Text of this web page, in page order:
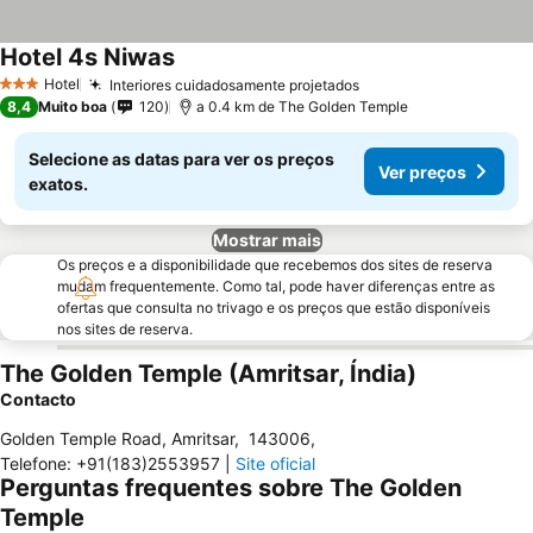
3 EstrelasHotel Interiores cuidadosamente projetadosVer preços
Hotel 4s NiwasVer preços
8,4 Muito boa 120 a 0.4 km de The Golden Temple
Selecione as datas para ver os preços
exatos.
Ver preços
Mostrar mais
Os preços e a disponibilidade que recebemos dos sites de reserva
mudam frequentemente. Como tal, pode haver diferenças entre as
ofertas que consulta no trivago e os preços que estão disponíveis
nos sites de reserva.
The Golden Temple (Amritsar, Índia)
Contacto
Golden Temple Road, Amritsar, 143006,
Telefone: +91(183)2553957 Site oficial
Perguntas frequentes sobre The Golden
Temple